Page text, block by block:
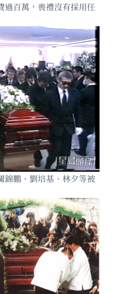
過百萬，喪禮沒有採用任
錦鵬、劉培基、林夕等被